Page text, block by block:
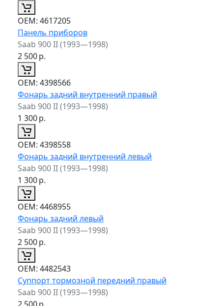
ОЕМ: 4617205
Панель приборов
Saab 900 II (1993—1998)
2 500р.
ОЕМ: 4398566
Фонарь задний внутренний правый
Saab 900 II (1993—1998)
1 300р.
ОЕМ: 4398558
Фонарь задний внутренний левый
Saab 900 II (1993—1998)
1 300р.
ОЕМ: 4468955
Фонарь задний левый
Saab 900 II (1993—1998)
2 500р.
ОЕМ: 4482543
Суппорт тормозной передний правый
Saab 900 II (1993—1998)